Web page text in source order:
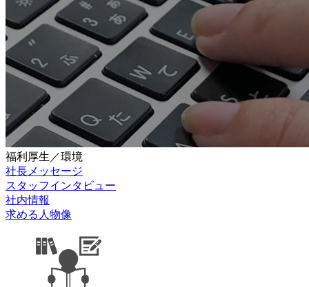
福利厚生／環境
社長メッセージ
スタッフインタビュー
社内情報
求める人物像